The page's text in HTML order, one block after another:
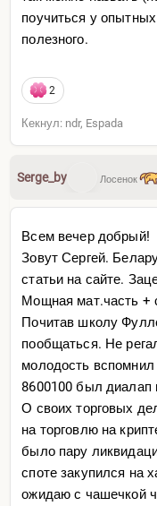
с удовольствием
отношусь с
резок.
по нраву юморные
стремлении
менее прекрасном
хитрожопостью не
поучиться у
полезного.
2
Кекнул: ndr, Espada
Serge_by Лосенок
Всем вечер добрый!
Зовут Сергей.
статьи на сайте.
Мощная мат.часть +
Почитав школу
пообщаться. Не
молодость вспомнил
8600100 был диалап
О своих торговых
на торговлю на
было пару
споте закупился на
ожидаю с чашечкой